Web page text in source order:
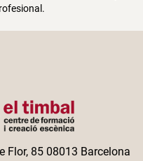
Flor, 85 08013 Barcelona